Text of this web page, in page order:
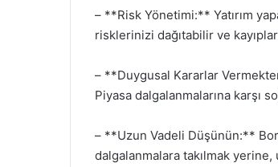
– **Risk Yönetimi:** Yatırım
risklerinizi dağıtabilir ve
– **Duygusal Kararlar
Piyasa dalgalanmalarına karşı
– **Uzun Vadeli Düşünün:**
dalgalanmalara takılmak